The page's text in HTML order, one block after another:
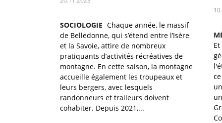
SOCIOLOGIE Chaque année, le massif
de Belledonne, qui s’étend entre l’Isère
et la Savoie, attire de nombreux
pratiquants d’activités récréatives de
montagne. En cette saison, la montagne
accueille également les troupeaux et
leurs bergers, avec lesquels
randonneurs et traileurs doivent
cohabiter. Depuis 2021,...